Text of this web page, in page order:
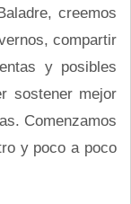
creemos
compartir
y posibles
sostener mejor
Comenzamos
y poco a poco